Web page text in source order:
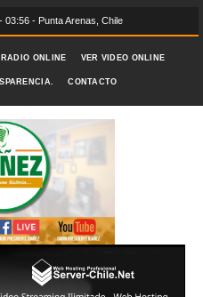
03:56 - Punta Arenas, Chile
ONLINE VER VIDEO ONLINE
CONTACTO